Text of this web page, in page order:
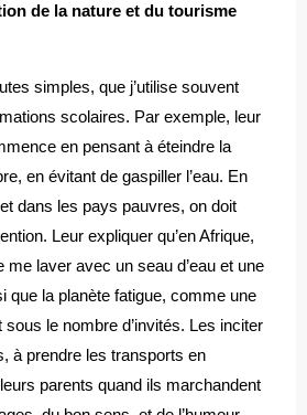
de la nature et du tourisme
simples, que j’utilise souvent
scolaires. Par exemple, leur
en pensant à éteindre la
en évitant de gaspiller l’eau. En
dans les pays pauvres, on doit
Leur expliquer qu’en Afrique,
me laver avec un seau d’eau et une
que la planète fatigue, comme une
le nombre d’invités. Les inciter
à prendre les transports en
parents quand ils marchandent